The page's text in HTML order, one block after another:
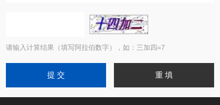
请输入计算结果（填写阿拉伯数字），如：三加四=7